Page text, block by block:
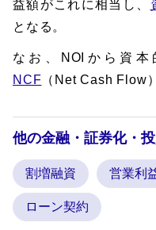
益額がこれに相当し、
となる。
なお、NOIから資
NCF （Net Cash Flow
他の金融・証券化・
割増融資 営業利
ローン契約